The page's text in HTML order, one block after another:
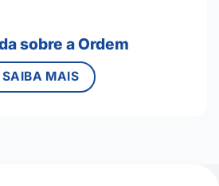
sobre a Ordem
SAIBA MAIS